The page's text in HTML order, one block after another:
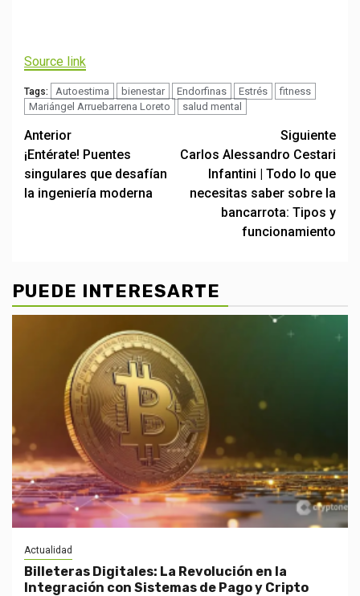
entradas
Source link
Tags: Autoestima bienestar Endorfinas Estrés
fitness
Mariángel Arruebarrena Loreto
salud mental
Post
navigation
Anterior
¡Entérate! Puentes
singulares que desafían
la ingeniería moderna
Siguiente
Carlos Alessandro Cestari
Infantini | Todo lo que
necesitas saber sobre la
bancarrota: Tipos y
funcionamiento
PUEDE INTERESARTE
Actualidad
Billeteras Digitales: La Revolución en la
Integración con Sistemas de Pago y Cripto